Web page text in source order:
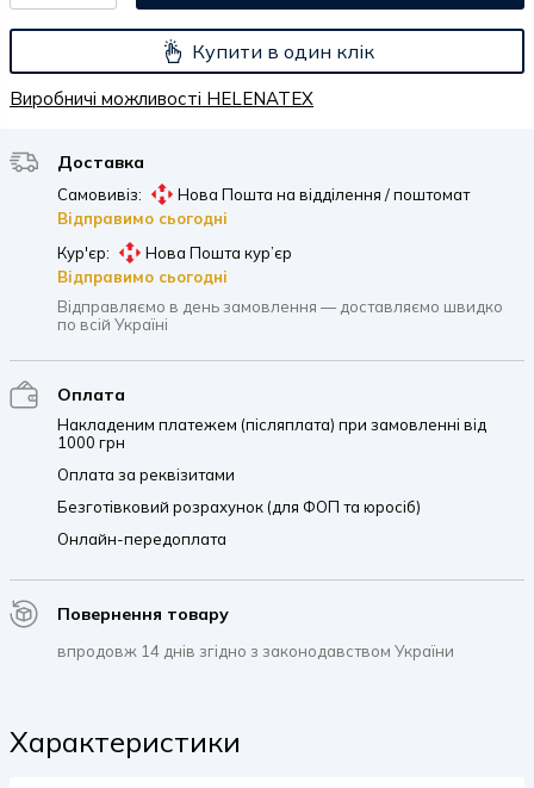
Купити в один клік
Виробничі можливості HELENATEX
Доставка
Самовивіз:
Нова Пошта на відділення / поштомат
Відправимо сьогодні
Кур'єр:
Нова Пошта кур’єр
Відправимо сьогодні
Відправляємо в день замовлення — доставляємо швидко
по всій Україні
Оплата
Накладеним платежем (післяплата) при замовленні від
1000 грн
Оплата за реквізитами
Безготівковий розрахунок (для ФОП та юросіб)
Онлайн-передоплата
Повернення товару
впродовж 14 днів згідно з законодавством України
Характеристики